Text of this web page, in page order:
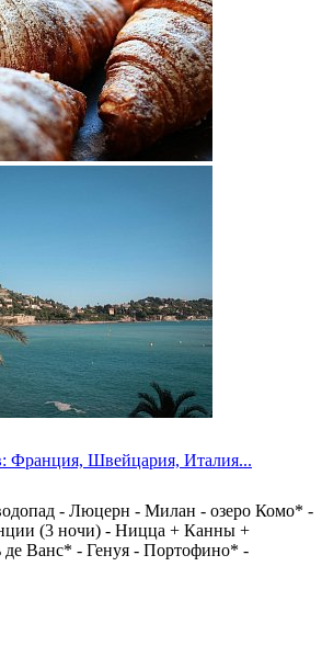
Франция, Швейцария, Италия...
- Люцерн - Милан - озеро Комо* -
(3 ночи) - Ницца + Канны +
Ванс* - Генуя - Портофино* -